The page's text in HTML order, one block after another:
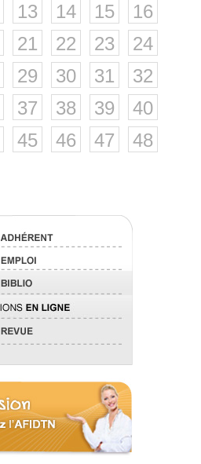
13 14 15
16
21 22 23
24
29 30 31
32
37 38 39
40
45 46 47
48